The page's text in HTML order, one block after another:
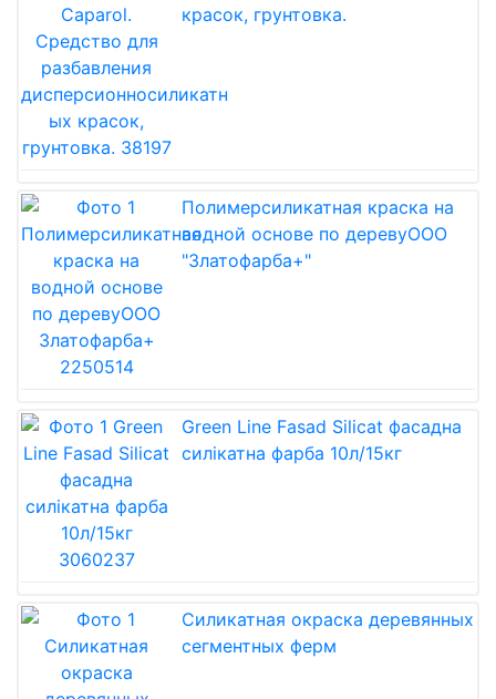
красок, грунтовка.
Полимерсиликатная краска на
водной основе по деревуООО
"Златофарба+"
Green Line Fasad Silicat фасадна
силікатна фарба 10л/15кг
Силикатная окраска деревянных
сегментных ферм